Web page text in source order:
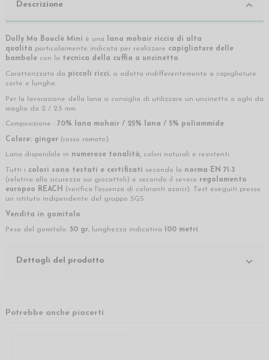
Descrizione
Dolly Mo Bouclè Mini è una lana mohair riccia di alta
qualità particolarmente indicata per realizzare capigliature delle
bambole con la tecnica della cuffia a uncinetto.
Caratterizzata da piccoli ricci, si adatta indifferentemente a capigliature
corte e lunghe.
Per la lavorazione della lana si consiglia di utilizzare un uncinetto o aghi da
maglia da 2 / 2.5 mm.
Composizione : 70% lana mohair / 25% lana / 5% poliammide.
Colore: ginger (rosso ramato).
Lana disponibile in numerose tonalità, colori naturali e resistenti.
Tutti i colori sono testati e certificati secondo la norma EN 71-3
(relativa alla sicurezza sui giocattoli) e secondo il severo regolamento
europeo REACH
(verifica l'assenza di coloranti azoici). Test eseguiti presso
un istituto indipendente del gruppo SGS.
Vendita in gomitolo.
Peso del gomitolo: 50 gr, lunghezza indicativa 100 metri.
Dettagli del prodotto
Potrebbe anche piacerti